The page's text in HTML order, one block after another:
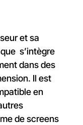
et sa
s’intègre
dans des
Il est
en
de screens